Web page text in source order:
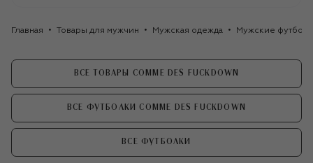
Главная Товары для мужчин Мужская одежда Мужские
ВСЕ ТОВАРЫ COMME DES FUCKDOWN
ВСЕ ФУТБОЛКИ COMME DES FUCKDOWN
ВСЕ ФУТБОЛКИ